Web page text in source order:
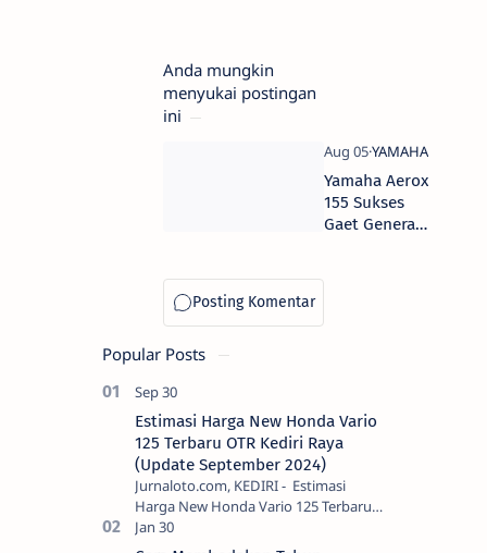
Anda mungkin
menyukai postingan
ini
Yamaha Aerox
155 Sukses
Gaet Generasi
Popular Posts
Estimasi Harga New Honda Vario
125 Terbaru OTR Kediri Raya
(Update September 2024)
Jurnaloto.com, KEDIRI - Estimasi
Harga New Honda Vario 125 Terbaru
OTR Kediri Raya (Update September
2024) Brosis sekalian, PT Astra Honda